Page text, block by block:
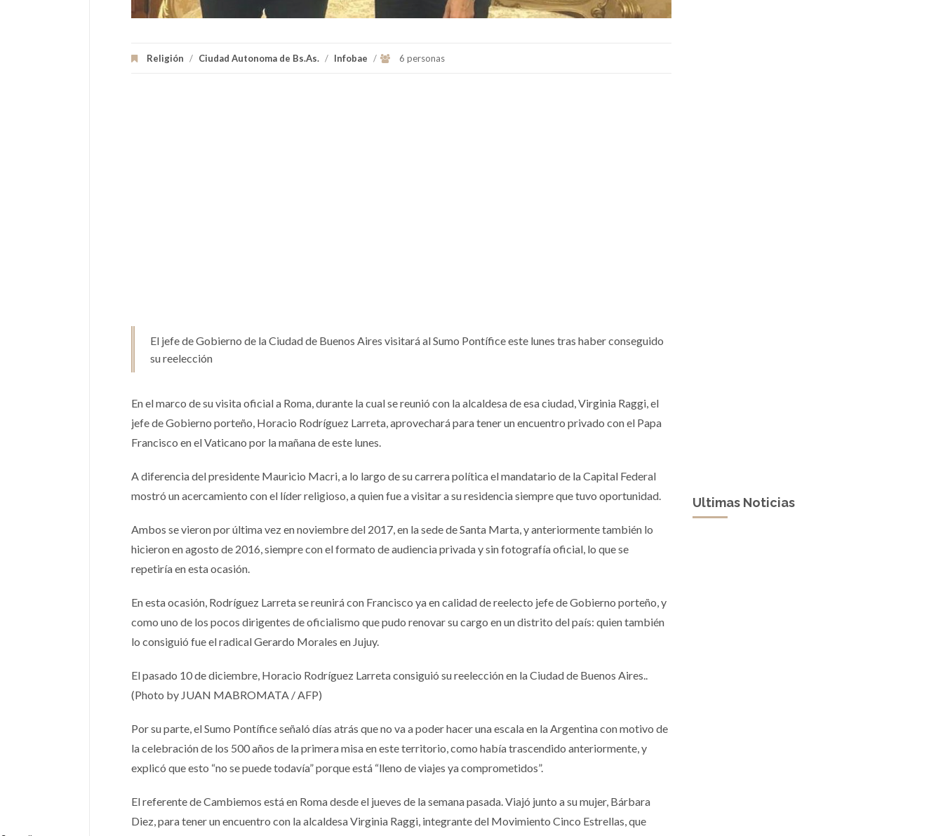
Religión / Ciudad Autonoma de Bs.As. / Infobae / 6 personas
El jefe de Gobierno de la Ciudad de Buenos Aires visitará al Sumo Pontífice este lunes tras haber conseguido
su reelección
En el marco de su visita oficial a Roma, durante la cual se reunió con la alcaldesa de esa ciudad, Virginia Raggi, el
jefe de Gobierno porteño, Horacio Rodríguez Larreta, aprovechará para tener un encuentro privado con el Papa
Francisco en el Vaticano por la mañana de este lunes.
A diferencia del presidente Mauricio Macri, a lo largo de su carrera política el mandatario de la Capital Federal
mostró un acercamiento con el líder religioso, a quien fue a visitar a su residencia siempre que tuvo oportunidad.
Ambos se vieron por última vez en noviembre del 2017, en la sede de Santa Marta, y anteriormente también lo
hicieron en agosto de 2016, siempre con el formato de audiencia privada y sin fotografía oficial, lo que se
repetiría en esta ocasión.
En esta ocasión, Rodríguez Larreta se reunirá con Francisco ya en calidad de reelecto jefe de Gobierno porteño, y
como uno de los pocos dirigentes de oficialismo que pudo renovar su cargo en un distrito del país: quien también
lo consiguió fue el radical Gerardo Morales en Jujuy.
El pasado 10 de diciembre, Horacio Rodríguez Larreta consiguió su reelección en la Ciudad de Buenos Aires..
(Photo by JUAN MABROMATA / AFP)
Por su parte, el Sumo Pontífice señaló días atrás que no va a poder hacer una escala en la Argentina con motivo de
la celebración de los 500 años de la primera misa en este territorio, como había trascendido anteriormente, y
explicó que esto “no se puede todavía” porque está “lleno de viajes ya comprometidos”.
El referente de Cambiemos está en Roma desde el jueves de la semana pasada. Viajó junto a su mujer, Bárbara
Diez, para tener un encuentro con la alcaldesa Virginia Raggi, integrante del Movimiento Cinco Estrellas, que
Ultimas Noticias